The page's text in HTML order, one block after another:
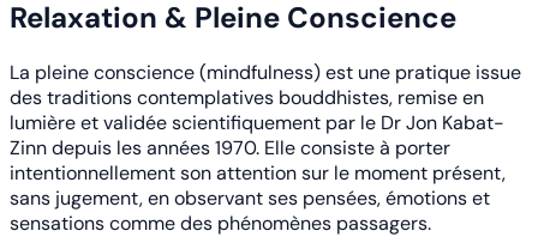
Relaxation & Pleine Conscience
La pleine conscience (mindfulness) est une pratique issue
des traditions contemplatives bouddhistes, remise en
lumière et validée scientifiquement par le Dr Jon Kabat-
Zinn depuis les années 1970. Elle consiste à porter
intentionnellement son attention sur le moment présent,
sans jugement, en observant ses pensées, émotions et
sensations comme des phénomènes passagers.